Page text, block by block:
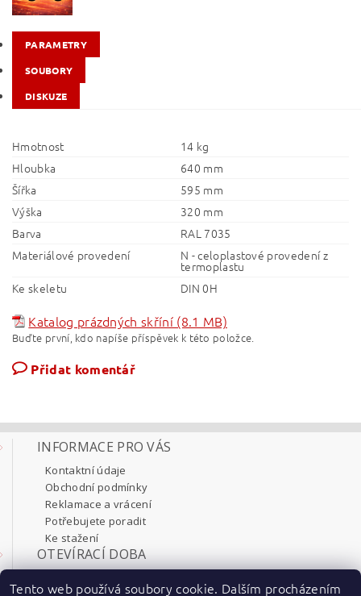
PARAMETRY
SOUBORY
DISKUZE
Hmotnost
14 kg
Hloubka
640 mm
Šířka
595 mm
Výška
320 mm
Barva
RAL 7035
Materiálové provedení
N - celoplastové provedení z
termoplastu
Ke skeletu
DIN 0H
Katalog prázdných skříní (8.1 MB)
Buďte první, kdo napíše příspěvek k této položce.
Přidat komentář
INFORMACE PRO VÁS
Kontaktní údaje
Obchodní podmínky
Reklamace a vrácení
Potřebujete poradit
Ke stažení
OTEVÍRACÍ DOBA
Tento web používá soubory cookie. Dalším procházením